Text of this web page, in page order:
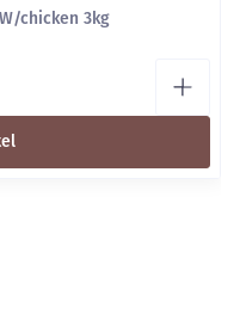
chicken 3kg